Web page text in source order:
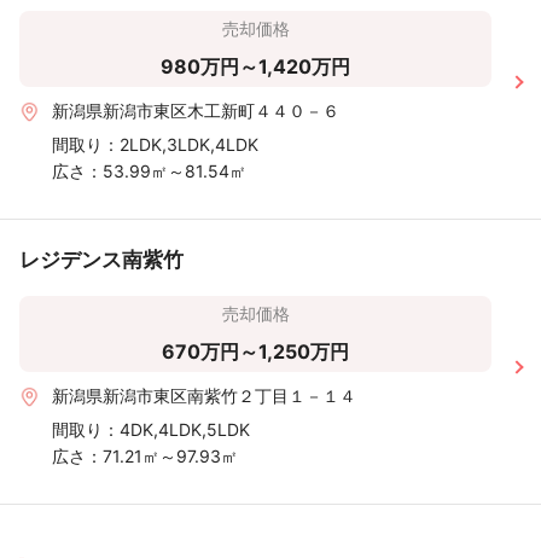
売却価格
980万円～1,420万円
新潟県新潟市東区木工新町４４０－６
間取り： 2LDK,3LDK,4LDK
広さ： 53.99㎡～81.54㎡
レジデンス南紫竹
売却価格
670万円～1,250万円
新潟県新潟市東区南紫竹２丁目１－１４
間取り： 4DK,4LDK,5LDK
広さ： 71.21㎡～97.93㎡